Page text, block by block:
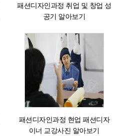
패션디자인과정 취업 및 창업 성
공기 알아보기
패션디자인과정 현업 패션디자
이너 교강사진 알아보기